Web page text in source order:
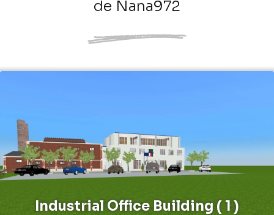
de Nana972
Industrial Office Building ( 1 )